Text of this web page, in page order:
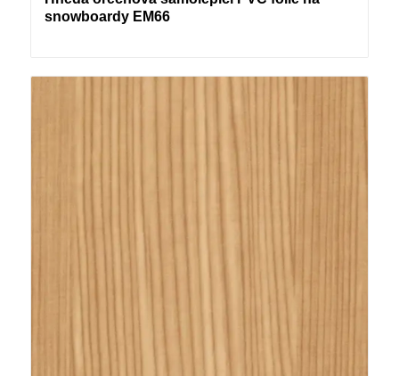
snowboardy EM66